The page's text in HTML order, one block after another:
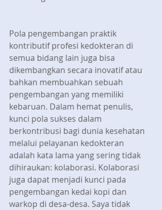
Pola pengembangan praktik
kontributif profesi kedokteran di
semua bidang lain juga bisa
dikembangkan secara inovatif atau
bahkan membuahkan sebuah
pengembangan yang memiliki
kebaruan. Dalam hemat penulis,
kunci pola sukses dalam
berkontribusi bagi dunia kesehatan
melalui pelayanan kedokteran
adalah kata lama yang sering tidak
dihiraukan: kolaborasi. Kolaborasi
juga dapat menjadi kunci pada
pengembangan kedai kopi dan
warkop di desa-desa. Saya tidak